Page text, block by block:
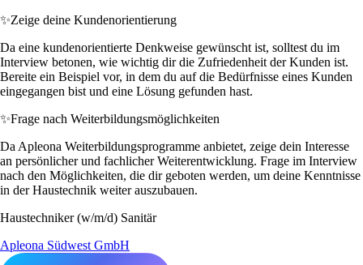
✨Zeige deine Kundenorientierung
Da eine kundenorientierte Denkweise gewünscht ist, solltest du im
Interview betonen, wie wichtig dir die Zufriedenheit der Kunden ist.
Bereite ein Beispiel vor, in dem du auf die Bedürfnisse eines Kunden
eingegangen bist und eine Lösung gefunden hast.
✨Frage nach Weiterbildungsmöglichkeiten
Da Apleona Weiterbildungsprogramme anbietet, zeige dein Interesse
an persönlicher und fachlicher Weiterentwicklung. Frage im Interview
nach den Möglichkeiten, die dir geboten werden, um deine Kenntnisse
in der Haustechnik weiter auszubauen.
Haustechniker (w/m/d) Sanitär
Apleona Südwest GmbH